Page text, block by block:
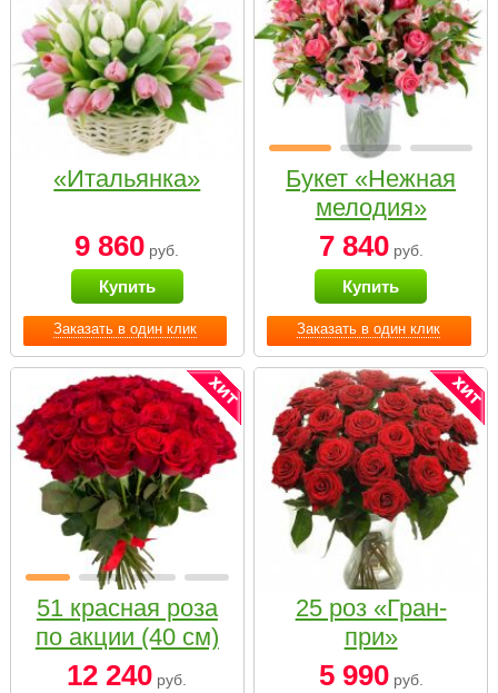
Заказать в один клик
«Итальянка»
9 860 руб.
Купить
Заказать в один клик
Букет «Нежная
мелодия»
7 840руб.
Купить
51 красная роза
по акции (40 см)
12 240 руб.
25 роз «Гран-
при»
5 990руб.